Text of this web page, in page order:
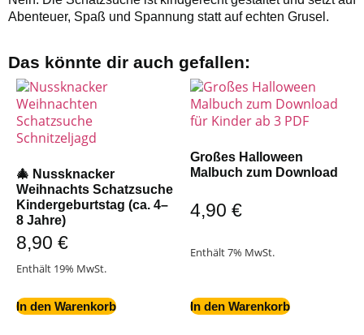
Abenteuer, Spaß und Spannung statt auf echten Grusel.
Das könnte dir auch gefallen:
🎄 Nussknacker
Weihnachts Schatzsuche
Kindergeburtstag (ca. 4–
8 Jahre)
8,90 €
Enthält 19% MwSt.
In den Warenkorb
Großes Halloween
Malbuch zum Download
4,90 €
Enthält 7% MwSt.
In den Warenkorb